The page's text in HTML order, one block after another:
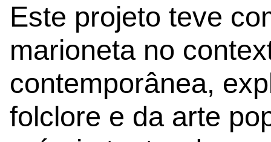
Este projeto teve
marioneta no
contemporânea,
folclore e da arte